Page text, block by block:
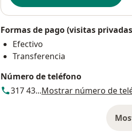
Formas de pago (visitas
Efectivo
Transferencia
Número de teléfono
317 43...Mostrar número de